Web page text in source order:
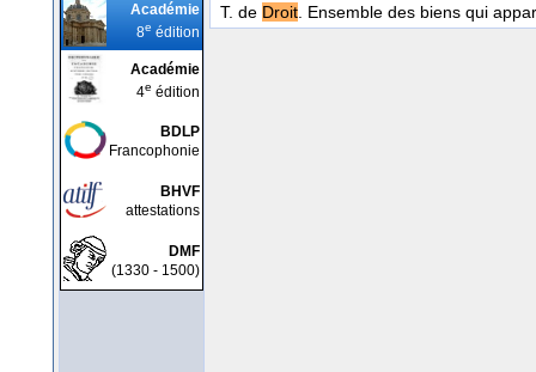
Académie
8e édition
Académie
4e édition
BDLP
Francophonie
BHVF
attestations
DMF
(1330 - 1500)
T. de Droit. Ensemble des biens qui